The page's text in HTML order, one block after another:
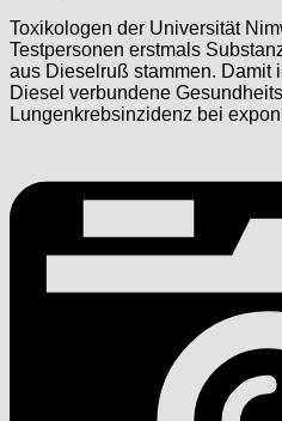
Toxikologen der Universität
Testpersonen erstmals
aus Dieselruß stammen. Damit
Diesel verbundene
Lungenkrebsinzidenz bei